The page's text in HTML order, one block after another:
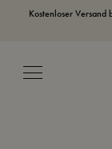
Kostenloser